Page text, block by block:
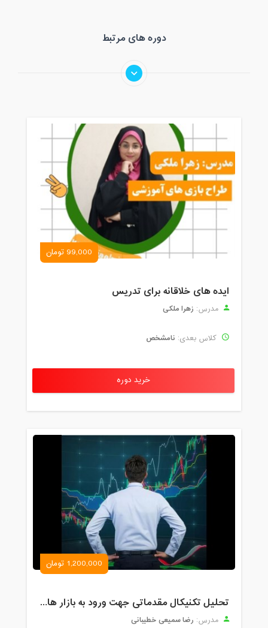
دوره های مرتبط
99,000 تومان
ایده های خلاقانه برای تدریس
مدرس: زهرا ملکی
کلاس بعدی: نامشخص
خرید دوره
1,200,000 تومان
تحلیل تکنیکال مقدماتی جهت ورود به بازار های مالی (رمز ارز و فارکس )
مدرس: رضا سمیعی خطیبانی